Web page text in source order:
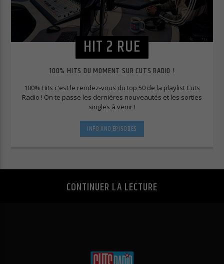
HIT 2 RUE
100% HITS DU MOMENT SUR CUTS RADIO !
100% Hits c'est le rendez-vous du top 50 de la playlist Cuts
Radio ! On te passe les dernières nouveautés et les sorties
singles à venir !
INFO AND EPISODES
CONTINUER LA LECTURE
Retour Accepter uniquement les cookies essentiels
Essentiels (1)
Les cookies essentiels permettent des fonctions de base et sont
Afficher les informations du cookie